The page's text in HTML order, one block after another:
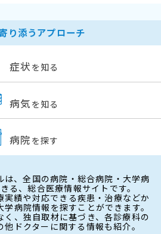
り添うアプローチ
症状 を知る
病気 を知る
病院 を探す
は、全国の病院・総合病院・大学病
る、総合医療情報サイトです。
実績や対応できる疾患・治療などか
病院情報を探すことができます。
く、独自取材に基づき、各診療科の
ドクターに関する情報も紹介。